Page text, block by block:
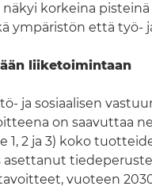
korkeina pisteinä
ympäristön että työ-
liiketoimintaan
ja sosiaalisen
on saavuttaa
1, 2 ja 3) koko
asettanut
vuoteen